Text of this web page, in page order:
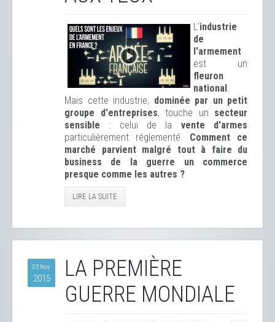
L'industrie
de
l'armement
est un
fleuron
national .
Mais cette industrie, dominée par un petit
groupe d'entreprises, touche un secteur
sensible : celui de la vente d'armes
particulièrement réglementé. Comment ce
marché parvient malgré tout à faire du
business de la guerre un commerce
presque comme les autres ?
LIRE LA SUITE
03 Nov
2015
LA PREMIÈRE
GUERRE MONDIALE